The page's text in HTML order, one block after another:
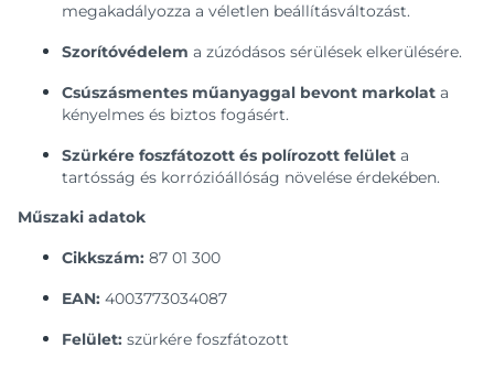
megakadályozza a véletlen beállításváltozást.
Szorítóvédelem a zúzódásos sérülések elkerülésére.
Csúszásmentes műanyaggal bevont markolat a
kényelmes és biztos fogásért.
Szürkére foszfátozott és polírozott felület a
tartósság és korrózióállóság növelése érdekében.
Műszaki adatok
Cikkszám: 87 01 300
EAN: 4003773034087
Felület: szürkére foszfátozott